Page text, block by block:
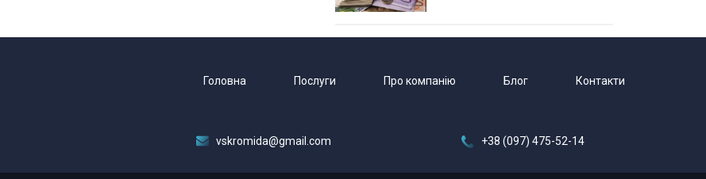
Головна Послуги Про компанію Блог Контакти
vskromida@gmail.com +38 (097) 475-52-14